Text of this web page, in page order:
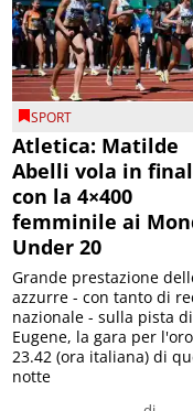
SPORT
Atletica: Matilde
Abelli vola in
con la 4×400
femminile ai
Under 20
Grande prestazione
azzurre - con tanto di
nazionale - sulla pista di
Eugene, la gara per
23.42 (ora italiana) di
notte